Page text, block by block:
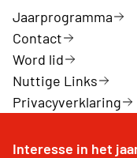
Jaarprogramma
Contact
Word lid
Nuttige Links
Privacyverklaring
Interesse in het